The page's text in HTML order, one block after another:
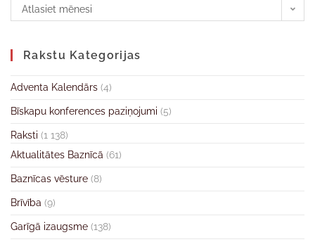
Atlasiet mēnesi
Rakstu Kategorijas
Adventa Kalendārs (4)
Bīskapu konferences paziņojumi (5)
Raksti (1 138)
Aktualitātes Baznīcā (61)
Baznīcas vēsture (8)
Brīvība (9)
Garīgā izaugsme (138)